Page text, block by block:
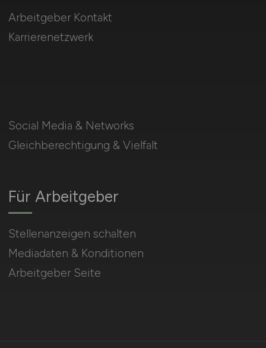
Social Media & Networks
Gleichberechtigung & Vielfalt
Für Arbeitgeber
Stellenanzeigen schalten
Mediadaten & Konditionen
Arbeitgeber Seite
Arbeitgeber Kontakt
Karrierenetzwerk